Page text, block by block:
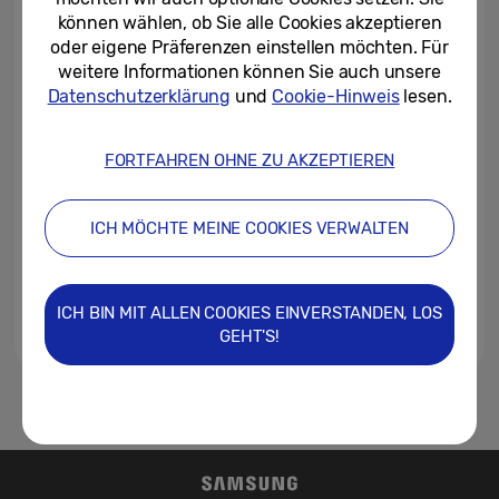
10/06/2022
Samsung präsentiert auf der ISE
The Wall 2021 von Samsung ist
29/07/2021
können wählen, ob Sie alle Cookies akzeptieren
oder eigene Präferenzen einstellen möchten. Für
weitere Informationen können Sie auch unsere
Datenschutzerklärung und Cookie-Hinweislesen.
FORTFAHREN OHNE ZU AKZEPTIEREN
ICH MÖCHTE MEINE COOKIES VERWALTEN
ICH BIN MIT ALLEN COOKIES EINVERSTANDEN, LOS
GEHT'S!